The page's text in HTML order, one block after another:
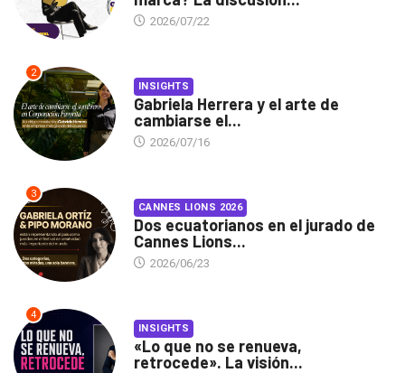
2026/07/22
2
INSIGHTS
Gabriela Herrera y el arte de
cambiarse el...
2026/07/16
3
CANNES LIONS 2026
Dos ecuatorianos en el jurado de
Cannes Lions...
2026/06/23
4
INSIGHTS
«Lo que no se renueva,
retrocede». La visión...